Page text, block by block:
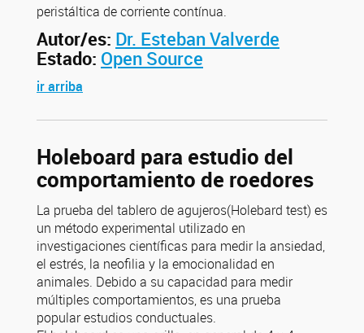
peristáltica de corriente contínua.
Autor/es: Dr. Esteban Valverde
Estado: Open Source
ir arriba
Holeboard para estudio del
comportamiento de roedores
La prueba del tablero de agujeros(Holebard test) es
un método experimental utilizado en
investigaciones científicas para medir la ansiedad,
el estrés, la neofilia y la emocionalidad en
animales. Debido a su capacidad para medir
múltiples comportamientos, es una prueba
popular estudios conductuales.